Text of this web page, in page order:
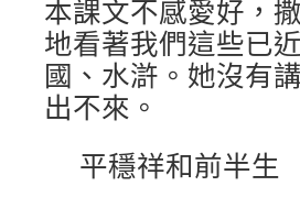
本課文不感愛好，
地看著我們這些已
國、水滸。她沒有
出不來。
平穩祥和前半生